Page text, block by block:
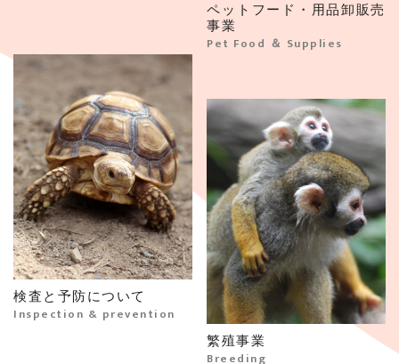
ペットフード・用品卸販売
事業
Pet Food ＆ Supplies
検査と予防について
Inspection & prevention
繁殖事業
Breeding